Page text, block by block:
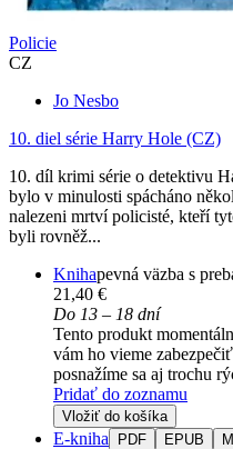
Policie
CZ
Jo Nesbo
10. diel série Harry Hole (CZ)
10. díl krimi série o detektivu
bylo v minulosti spácháno
nalezeni mrtví policisté, kteří
byli rovněž...
Knihapevná väzba s
21,40 €
Do 13 – 18 dní
Tento produkt
vám ho vieme
posnažíme sa aj trochu
Pridať do zoznamu
Vložiť do košíka
E-kniha PDF EPUB